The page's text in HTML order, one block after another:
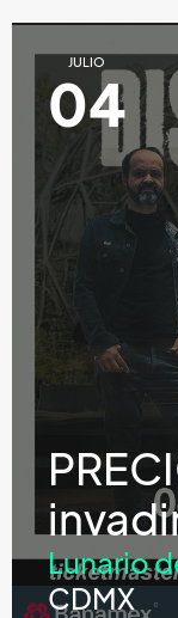
JULIO
04
Lunario
CDMX